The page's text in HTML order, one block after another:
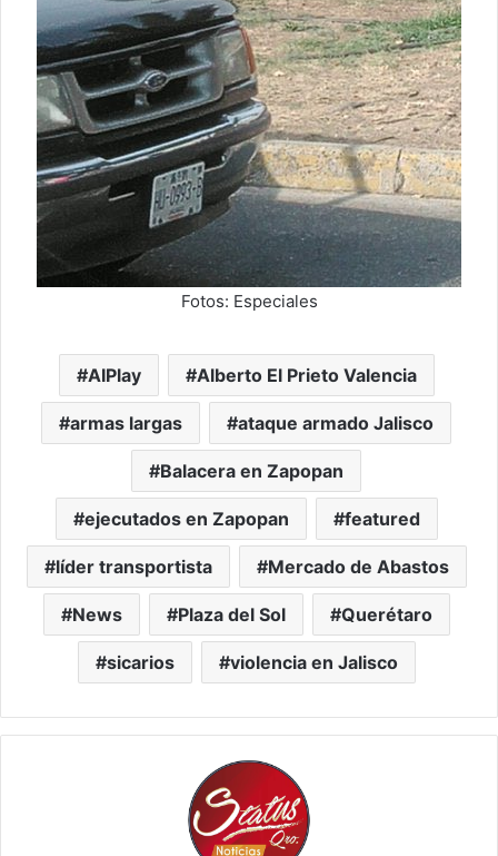
Fotos: Especiales
AIPlay Alberto El Prieto Valencia
armas largas ataque armado Jalisco
Balacera en Zapopan
ejecutados en Zapopan featured
líder transportista Mercado de Abastos
News Plaza del Sol Querétaro
sicarios violencia en Jalisco